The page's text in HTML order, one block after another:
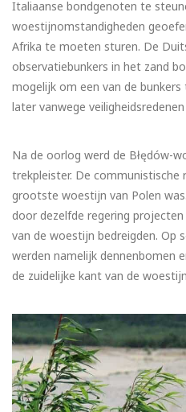
Italiaanse bondgenoten te
woestijnomstandigheden
Afrika te moeten sturen. De
observatiebunkers in het zand
mogelijk om een van de
later vanwege
Na de oorlog werd de Błędów-
trekpleister. De communistische
grootste woestijn van Polen
door dezelfde regering
van de woestijn bedreigden. Op
werden namelijk dennenbomen
de zuidelijke kant van de